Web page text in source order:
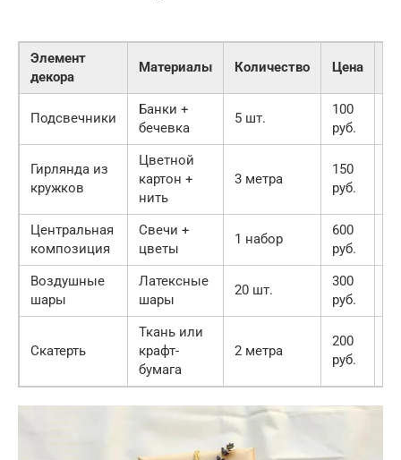
Элемент
декора
Материалы Количество Цена
Подсвечники
Банки +
бечевка
5 шт.
100
руб.
Гирлянда из
кружков
Цветной
картон +
нить
3 метра
150
руб.
Центральная
композиция
Свечи +
цветы
1 набор
600
руб.
Воздушные
шары
Латексные
шары
20 шт.
300
руб.
Скатерть
Ткань или
крафт-
бумага
2 метра
200
руб.